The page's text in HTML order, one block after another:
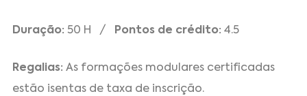
Duração: 50 H / Pontos de crédito:4.5
Regalias: As formações modulares certificadas
estão isentas de taxa de inscrição.